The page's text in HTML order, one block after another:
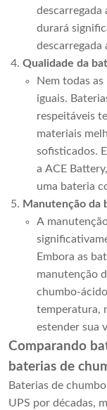
descarregada
durará
descarregada
Qualidade da
Nem todas
iguais.
respeitáveis
materiais
sofisticados.
a ACE
uma bateria
Manutenção da
A
Embora as
manutenção
chumbo-
temperatura,
estender sua
Comparando
baterias de
Baterias de
UPS por décadas,